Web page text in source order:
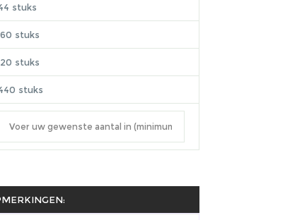
stuks
stuks
stuks
stuks